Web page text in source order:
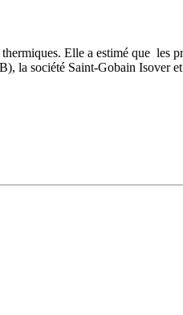
Elle a estimé que les
la société Saint-Gobain